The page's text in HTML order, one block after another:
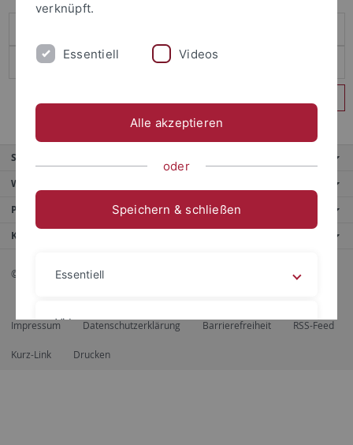
Service
Weitere Angebote
Portale
Kontaktinfo
© 2026 Eberhard Karls Universität Tübingen, Tübingen
Impressum Datenschutzerklärung Barrierefreiheit RSS-Feed
Kurz-Link Drucken
verknüpft.
Essentiell Videos
Alle akzeptieren
oder
Speichern & schließen
Essentiell
Videos